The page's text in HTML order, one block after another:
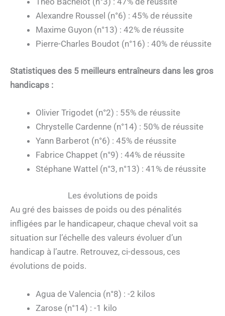
Alexandre Roussel (n°6) : 45% de réussite
Maxime Guyon (n°13) : 42% de réussite
Pierre-Charles Boudot (n°16) : 40% de réussite
Statistiques des 5 meilleurs entraîneurs dans les gros
handicaps :
Olivier Trigodet (n°2) : 55% de réussite
Chrystelle Cardenne (n°14) : 50% de réussite
Yann Barberot (n°6) : 45% de réussite
Fabrice Chappet (n°9) : 44% de réussite
Stéphane Wattel (n°3, n°13) : 41% de réussite
Les évolutions de poids
Au gré des baisses de poids ou des pénalités
infligées par le handicapeur, chaque cheval voit sa
situation sur l’échelle des valeurs évoluer d’un
handicap à l’autre. Retrouvez, ci-dessous, ces
évolutions de poids.
Agua de Valencia (n°8) : -2 kilos
Zarose (n°14) : -1 kilo